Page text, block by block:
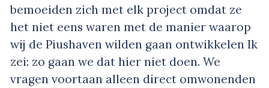
bemoeiden zich met elk project omdat ze
het niet eens waren met de manier waarop
wij de Piushaven wilden gaan ontwikkelen Ik
zei: zo gaan we dat hier niet doen. We
vragen voortaan alleen direct omwonenden